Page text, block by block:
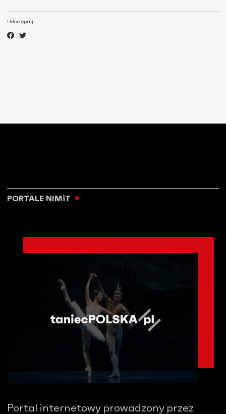
Udostępnij
PORTALE NIMiT
Portal internetowy prowadzony przez